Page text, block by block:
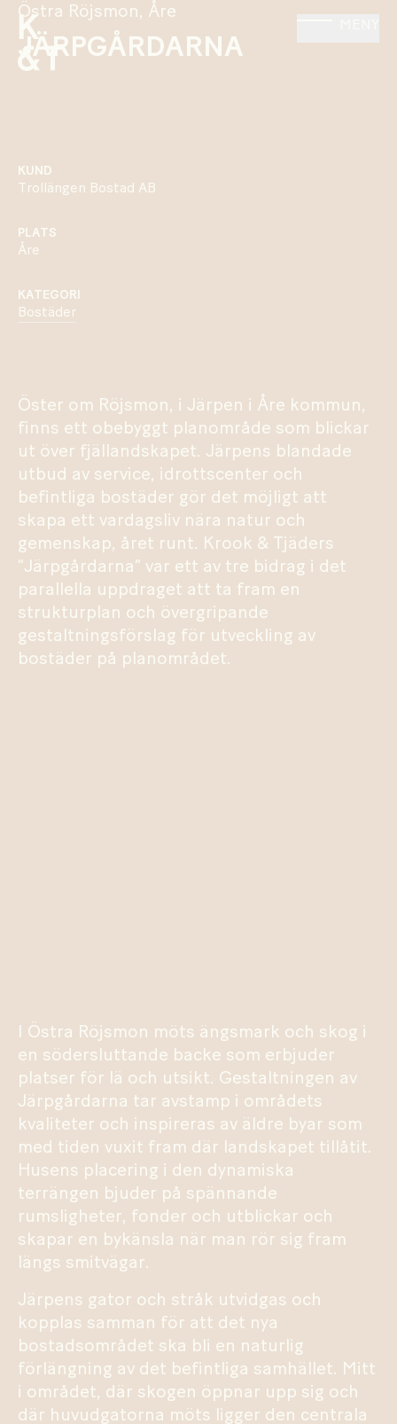
Östra Röjsmon, Åre
JÄRPGÅRDARNA
KUND
Trollängen Bostad AB
PLATS
Åre
KATEGORI
Bostäder
Öster om Röjsmon, i Järpen i Åre kommun,
finns ett obebyggt planområde som blickar
ut över fjällandskapet. Järpens blandade
utbud av service, idrottscenter och
befintliga bostäder gör det möjligt att
skapa ett vardagsliv nära natur och
gemenskap, året runt. Krook & Tjäders
”Järpgårdarna” var ett av tre bidrag i det
parallella uppdraget att ta fram en
strukturplan och övergripande
gestaltningsförslag för utveckling av
bostäder på planområdet.
I Östra Röjsmon möts ängsmark och skog i
en södersluttande backe som erbjuder
platser för lä och utsikt. Gestaltningen av
Järpgårdarna tar avstamp i områdets
kvaliteter och inspireras av äldre byar som
med tiden vuxit fram där landskapet tillåtit.
Husens placering i den dynamiska
terrängen bjuder på spännande
rumsligheter, fonder och utblickar och
skapar en bykänsla när man rör sig fram
längs smitvägar.
Järpens gator och stråk utvidgas och
kopplas samman för att det nya
bostadsområdet ska bli en naturlig
förlängning av det befintliga samhället. Mitt
i området, där skogen öppnar upp sig och
där huvudgatorna möts ligger den centrala